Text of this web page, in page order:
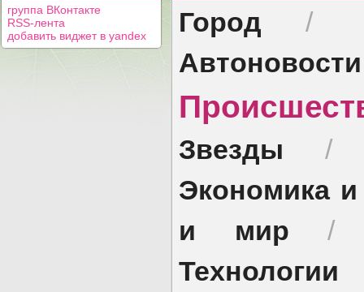
группа ВКонтакте
RSS-лента
добавить виджет в yandex
Город /
Автоновости
Звезды
Экономика
и мир
Технологии